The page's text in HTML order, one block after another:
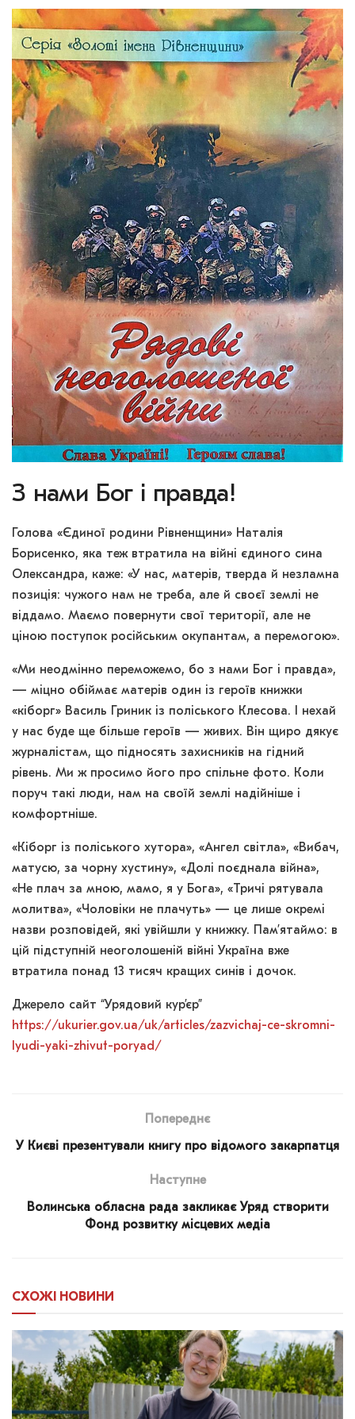
З нами Бог і правда!
Голова «Єдиної родини Рівненщини» Наталія
Борисенко, яка теж втратила на війні єдиного сина
Олександра, каже: «У нас, матерів, тверда й незламна
позиція: чужого нам не треба, але й своєї землі не
віддамо. Маємо повернути свої території, але не
ціною поступок російським окупантам, а перемогою».
«Ми неодмінно переможемо, бо з нами Бог і правда»,
— міцно обіймає матерів один із героїв книжки
«кіборг» Василь Гриник із поліського Клесова. І нехай
у нас буде ще більше героїв — живих. Він щиро дякує
журналістам, що підносять захисників на гідний
рівень. Ми ж просимо його про спільне фото. Коли
поруч такі люди, нам на своїй землі надійніше і
комфортніше.
«Кіборг із поліського хутора», «Ангел світла», «Вибач,
матусю, за чорну хустину», «Долі поєднала війна»,
«Не плач за мною, мамо, я у Бога», «Тричі рятувала
молитва», «Чоловіки не плачуть» — це лише окремі
назви розповідей, які увійшли у книжку. Пам’ятаймо: в
цій підступній неоголошеній війні Україна вже
втратила понад 13 тисяч кращих синів і дочок.
Джерело сайт “Урядовий кур’єр”
https://ukurier.gov.ua/uk/articles/zazvichaj-ce-skromni-
lyudi-yaki-zhivut-poryad/
Попереднє
У Києві презентували книгу про відомого закарпатця
Наступне
Волинська обласна рада закликає Уряд створити
Фонд розвитку місцевих медіа
СХОЖІ НОВИНИ